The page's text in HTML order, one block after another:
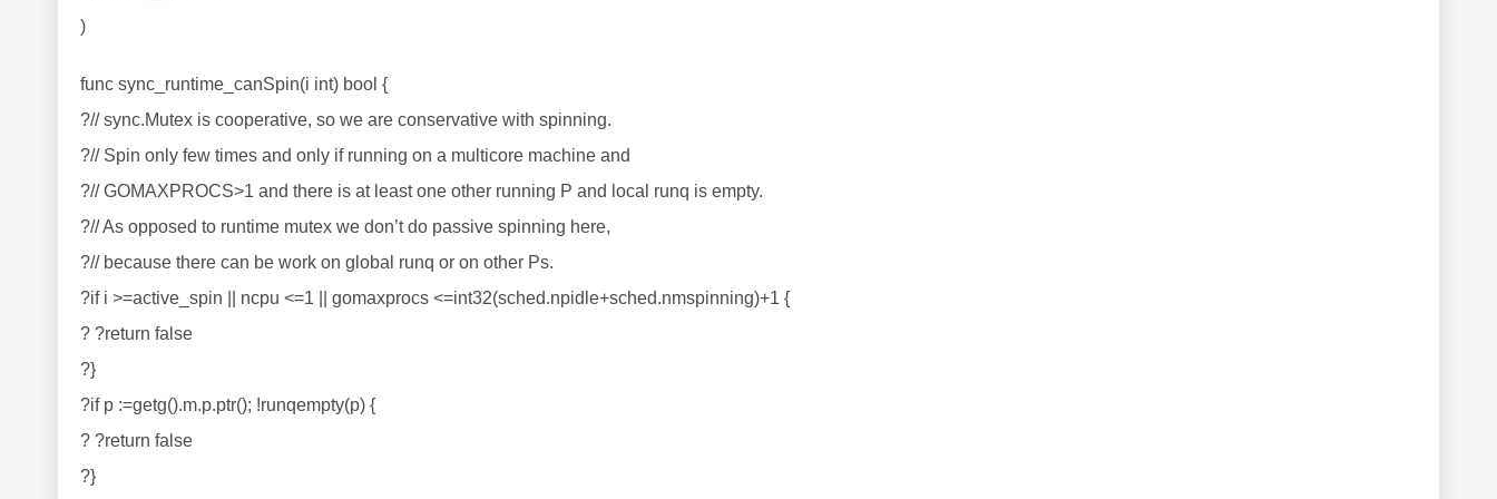
)
func sync_runtime_canSpin(i int) bool {
?// sync.Mutex is cooperative, so we are conservative with spinning.
?// Spin only few times and only if running on a multicore machine and
?// GOMAXPROCS>1 and there is at least one other running P and local runq is empty.
?// As opposed to runtime mutex we don’t do passive spinning here,
?// because there can be work on global runq or on other Ps.
?if i >=active_spin || ncpu <=1 || gomaxprocs <=int32(sched.npidle+sched.nmspinning)+1 {
? ?return false
?}
?if p :=getg().m.p.ptr(); !runqempty(p) {
? ?return false
?}